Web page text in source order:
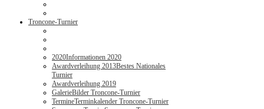
Troncone-Turnier
2020Informationen 2020
Awardverleihung 2013Bestes Nationales
Turnier
Awardverleihung 2019
GalerieBilder Troncone-Turnier
TermineTerminkalender Troncone-Turnier